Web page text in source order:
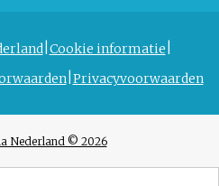
Cookie informatie
Privacyvoorwaarden
Nederland © 2026